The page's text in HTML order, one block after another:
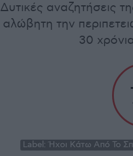
Δυτικές αναζητήσεις
αλώβητη την
30
Label: Ήχοι Κάτω Από Το